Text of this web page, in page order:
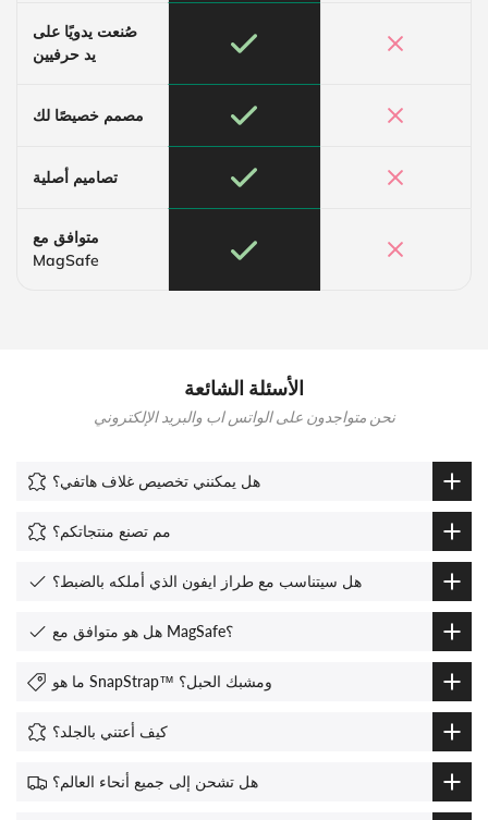
صُنعت يدويًا على
يد حرفيين
مصمم خصيصًا لك
تصاميم أصلية
متوافق مع
MagSafe
الأسئلة الشائعة
نحن متواجدون على الواتس اب والبريد الإلكتروني
هل يمكنني تخصيص غلاف هاتفي؟
مم تصنع منتجاتكم؟
هل سيتناسب مع طراز ايفون الذي أملكه بالضبط؟
هل هو متوافق مع MagSafe؟
ما هو SnapStrap™ ومشبك الحبل؟
كيف أعتني بالجلد؟
هل تشحن إلى جميع أنحاء العالم؟